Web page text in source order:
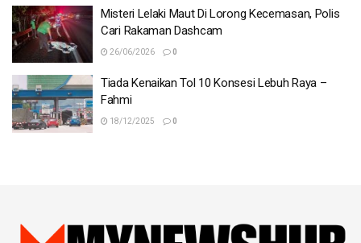
Misteri Lelaki Maut Di Lorong Kecemasan, Polis
Cari Rakaman Dashcam
26/06/2026 0
Tiada Kenaikan Tol 10 Konsesi Lebuh Raya –
Fahmi
18/12/2025 0